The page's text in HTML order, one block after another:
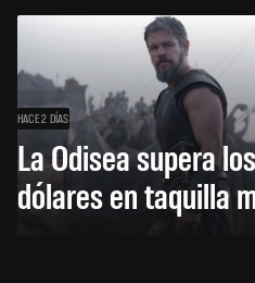
HACE 2 DÍAS
La Odisea supera
dólares en taquilla